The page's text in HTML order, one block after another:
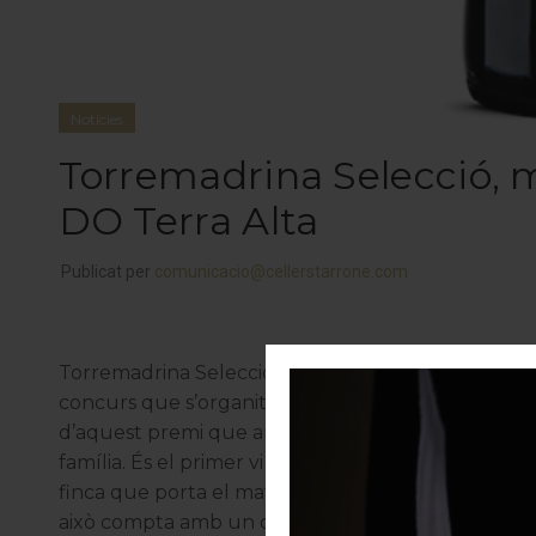
Notícies
Torremadrina Selecció,
DO Terra Alta
Publicat per comunicacio@cellerstarrone.com
Torremadrina Selecció 2014ha estat escollit com
concurs que s’organitza a la
d’aquest premi que arriba coincidint amb el 20è
família. És el primer vi de criança que va
finca que porta el mateix nom. Simbolitza un
això compta amb un disseny innovador a